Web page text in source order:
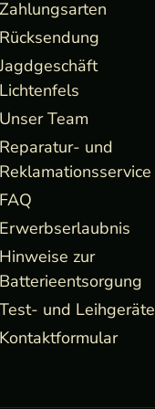
Zahlungsarten
Rücksendung
Lichtenfels
Unser Team
Reparatur- und
Reklamationsservice
FAQ
Erwerbserlaubnis
Hinweise zur
Batterieentsorgung
Test- und Leihgeräte
Kontaktformular